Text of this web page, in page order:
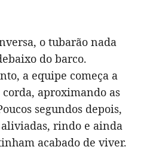
o tubarão nada
do barco.
a equipe começa a
aproximando as
segundos depois,
rindo e ainda
acabado de viver.